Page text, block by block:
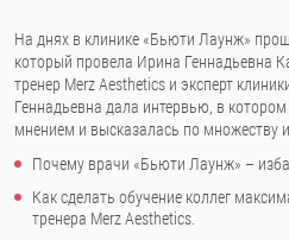
На днях в клинике «Бьюти Лаунж»
который провела Ирина Геннадьевна
тренер Merz Aesthetics и эксперт
Геннадьевна дала интервью, в
мнением и высказалась по множеству
Почему врачи «Бьюти Лаунж» –
Как сделать обучение коллег
тренера Merz Aesthetics.